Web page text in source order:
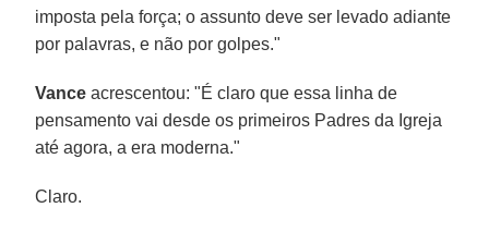
imposta pela força; o assunto deve ser levado adiante
por palavras, e não por golpes."
Vance acrescentou: "É claro que essa linha de
pensamento vai desde os primeiros Padres da Igreja
até agora, a era moderna."
Claro.